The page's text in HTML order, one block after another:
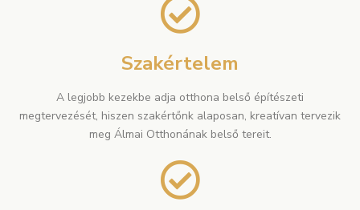
Szakértelem
A legjobb kezekbe adja otthona belső építészeti
megtervezését, hiszen szakértőnk alaposan, kreatívan tervezik
meg Álmai Otthonának belső tereit.